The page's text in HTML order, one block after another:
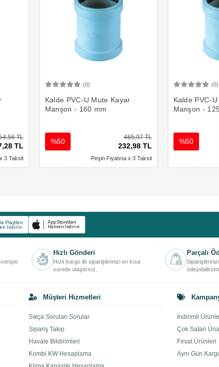
TL
TL
3 Taksit
(0)
Kalde PVC-U Mute Kayar
Manşon - 160 mm
465,97 TL
232,98 TL
%50
Peşin Fiyatına x 3 Taksit
(0)
Kalde PVC-
Manşon -
%50
Hızlı Gönderi
Hızlı kargo ile siparişlerinizi en kısa
sürede ulaştırırız.
Parçalı
Müşteri Hizmetleri
Sıkça Sorulan Sorular
Sipariş Takip
Havale Bildirimleri
Kombi KW Hesaplama
İndirimli
Çok Satan
Fırsat Ürünleri
Aynı Gün